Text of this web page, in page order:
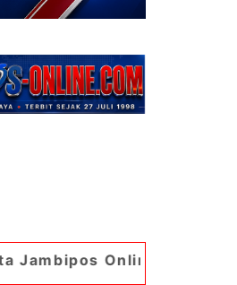
Online. Portal Berita Paling